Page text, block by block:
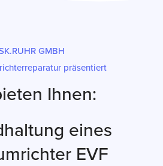
GMBH
präsentiert
Ihnen:
eines
EVF